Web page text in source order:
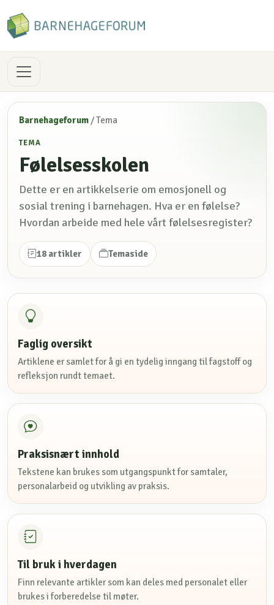
Barnehageforum /Tema
TEMA
Følelsesskolen
Dette er en artikkelserie om emosjonell og
sosial trening i barnehagen. Hva er en følelse?
Hvordan arbeide med hele vårt følelsesregister?
18 artikler Temaside
Faglig oversikt
Artiklene er samlet for å gi en tydelig inngang til fagstoff og
refleksjon rundt temaet.
Praksisnært innhold
Tekstene kan brukes som utgangspunkt for samtaler,
personalarbeid og utvikling av praksis.
Til bruk i hverdagen
Finn relevante artikler som kan deles med personalet eller
brukes i forberedelse til møter.